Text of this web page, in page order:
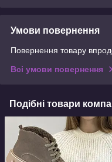
Умови повернення
Повернення товару
Всі умови повернення
Подібні товари